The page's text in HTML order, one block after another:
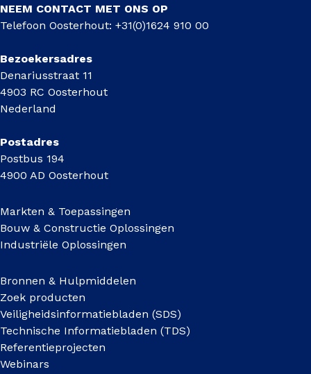
NEEM CONTACT MET ONS OP
Telefoon Oosterhout: +31(0)1624 910 00
Bezoekersadres
Denariusstraat 11
4903 RC Oosterhout
Nederland
Postadres
Postbus 194
4900 AD Oosterhout
Markten & Toepassingen
Bouw & Constructie Oplossingen
Industriële Oplossingen
Bronnen & Hulpmiddelen
Zoek producten
Veiligheidsinformatiebladen (SDS)
Technische Informatiebladen (TDS)
Referentieprojecten
Webinars